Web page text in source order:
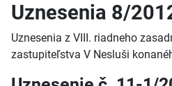
Uznesenia 8/
Uznesenia z VIII. riadneho
zastupiteľstva V Nesluši